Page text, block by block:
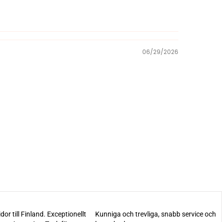
06/29/2026